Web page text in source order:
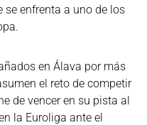
se enfrenta a uno de los
en Álava por más
el reto de competir
de vencer en su pista al
la Euroliga ante el